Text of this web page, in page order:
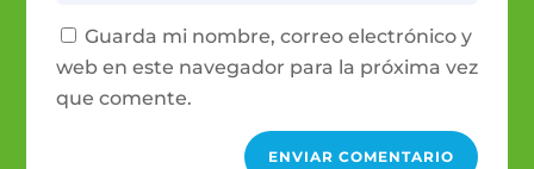
Guarda mi nombre, correo electrónico y
web en este navegador para la próxima vez
que comente.
ENVIAR COMENTARIO